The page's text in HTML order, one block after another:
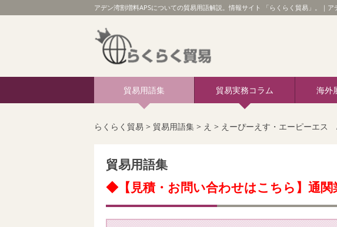
アデン湾割増料APSについての貿易用語解説。情報サイト 「らくらく貿易」。｜ア
貿易用語集 貿易実務コラム 海外
らくらく貿易 > 貿易用語集> え > えーぴーえす・エーピーエス
貿易用語集
◆【見積・お問い合わせはこちら】通